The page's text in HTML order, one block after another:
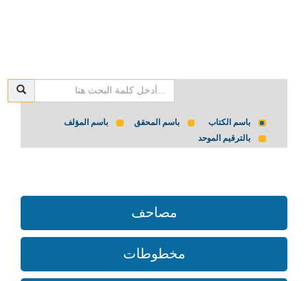
باسم الكتاب باسم المحقق
باسم المؤلف
بالترقيم الموحد
مصاحف
مخطوطات